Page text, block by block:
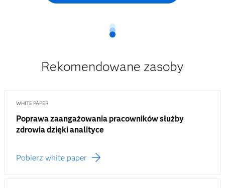
Rekomendowane zasoby
WHITE PAPER
Poprawa zaangażowania pracowników służby
zdrowia dzięki analityce
Pobierz white paper